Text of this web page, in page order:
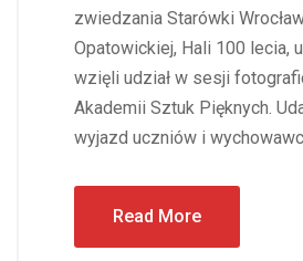
zwiedzania Starówki
Opatowickiej, Hali 100 lecia,
wzięli udział w sesji
Akademii Sztuk Pięknych.
wyjazd uczniów i
Read More